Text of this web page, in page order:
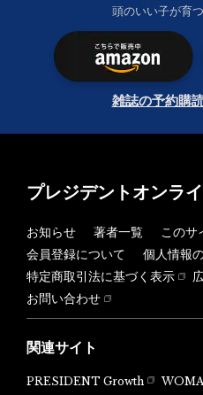
頭のいい子が育
雑誌の予約購
プレジデントオンラ
お知らせ 著者一覧
このサ
会員登録について
個人情報
特定商取引法に基づく表示
お問い合わせ
関連サイト
PRESIDENT Growth